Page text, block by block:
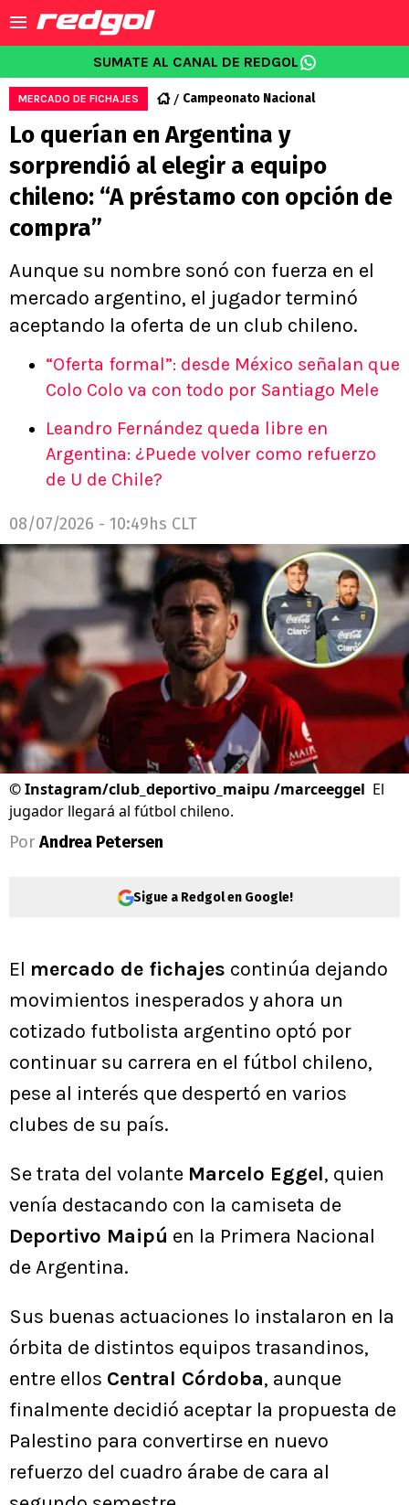
SUMATE AL CANAL DE REDGOL
MERCADO DE FICHAJES Campeonato Nacional
Lo querían en Argentina y
sorprendió al elegir a equipo
chileno: “A préstamo con opción de
compra”
Aunque su nombre sonó con fuerza en el
mercado argentino, el jugador terminó
aceptando la oferta de un club chileno.
“Oferta formal”: desde México señalan que
Colo Colo va con todo por Santiago Mele
Leandro Fernández queda libre en
Argentina: ¿Puede volver como refuerzo
de U de Chile?
08/07/2026 - 10:49hs CLT
©Instagram/club_deportivo_maipu /marceeggel El
jugador llegará al fútbol chileno.
Por Andrea Petersen
Sigue a Redgol en Google!
El mercado de fichajes continúa dejando
movimientos inesperados y ahora un
cotizado futbolista argentino optó por
continuar su carrera en el fútbol chileno,
pese al interés que despertó en varios
clubes de su país.
Se trata del volante Marcelo Eggel, quien
venía destacando con la camiseta de
Deportivo Maipú en la Primera Nacional
de Argentina.
Sus buenas actuaciones lo instalaron en la
órbita de distintos equipos trasandinos,
entre ellos Central Córdoba, aunque
finalmente decidió aceptar la propuesta de
Palestino para convertirse en nuevo
refuerzo del cuadro árabe de cara al